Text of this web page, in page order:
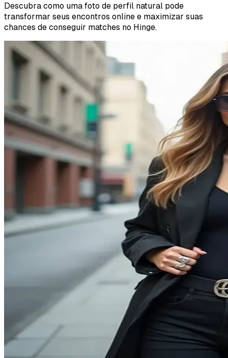
Descubra como uma foto de perfil natural pode
transformar seus encontros online e maximizar suas
chances de conseguir matches no Hinge.